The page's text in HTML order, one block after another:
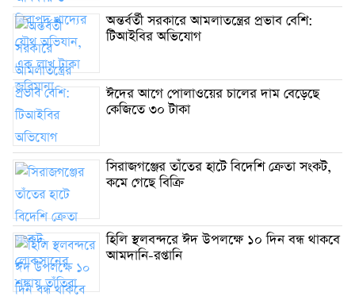
অন্তর্বর্তী সরকারে আমলাতন্ত্রের প্রভাব বেশি:
টিআইবির অভিযোগ
ঈদের আগে পোলাওয়ের চালের দাম বেড়েছে
কেজিতে ৩০ টাকা
সিরাজগঞ্জের তাঁতের হাটে বিদেশি ক্রেতা সংকট,
কমে গেছে বিক্রি
হিলি স্থলবন্দরে ঈদ উপলক্ষে ১০ দিন বন্ধ থাকবে
আমদানি-রপ্তানি